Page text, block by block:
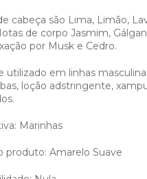
cabeça são Lima, Limão,
de corpo Jasmim,
por Musk e Cedro.
utilizado em linhas
loção adstringente,
Marinhas
produto: Amarelo Suave